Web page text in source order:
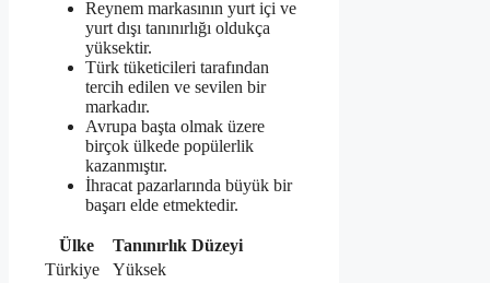
Reynem markasının yurt içi ve
yurt dışı tanınırlığı oldukça
yüksektir.
Türk tüketicileri tarafından
tercih edilen ve sevilen bir
markadır.
Avrupa başta olmak üzere
birçok ülkede popülerlik
kazanmıştır.
İhracat pazarlarında büyük bir
başarı elde etmektedir.
Ülke
Tanınırlık Düzeyi
Türkiye
Yüksek